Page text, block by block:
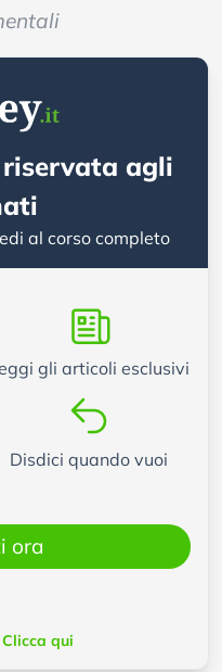
riservata agli
al corso completo
gli articoli esclusivi
Disdici quando vuoi
ora
Clicca qui